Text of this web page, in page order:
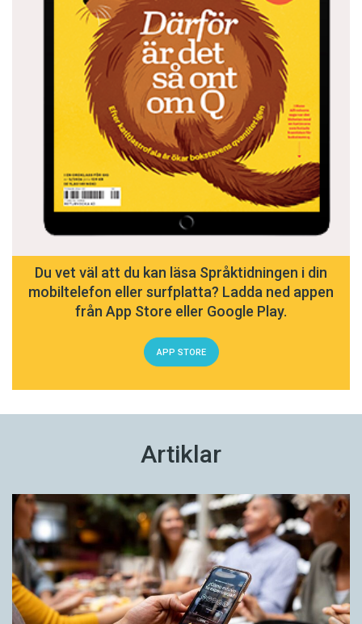
Du vet väl att du kan läsa Språktidningen i din
mobiltelefon eller surfplatta? Ladda ned appen
från App Store eller Google Play.
APP STORE
Artiklar